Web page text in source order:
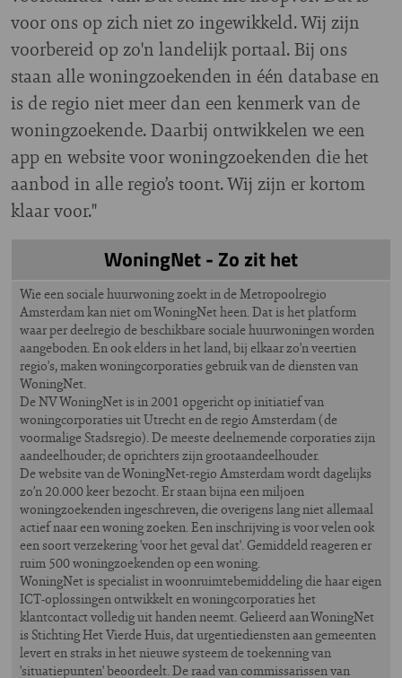
voor ons op zich niet zo ingewikkeld. Wij zijn
voorbereid op zo'n landelijk portaal. Bij ons
staan alle woningzoekenden in één database en
is de regio niet meer dan een kenmerk van de
woningzoekende. Daarbij ontwikkelen we een
app en website voor woningzoekenden die het
aanbod in alle regio’s toont. Wij zijn er kortom
klaar voor."
WoningNet - Zo zit het
Wie een sociale huurwoning zoekt in de Metropoolregio
Amsterdam kan niet om WoningNet heen. Dat is het platform
waar per deelregio de beschikbare sociale huurwoningen worden
aangeboden. En ook elders in het land, bij elkaar zo'n veertien
regio's, maken woningcorporaties gebruik van de diensten van
WoningNet.
De NV WoningNet is in 2001 opgericht op initiatief van
woningcorporaties uit Utrecht en de regio Amsterdam (de
voormalige Stadsregio). De meeste deelnemende corporaties zijn
aandeelhouder; de oprichters zijn grootaandeelhouder.
De website van de WoningNet-regio Amsterdam wordt dagelijks
zo’n 20.000 keer bezocht. Er staan bijna een miljoen
woningzoekenden ingeschreven, die overigens lang niet allemaal
actief naar een woning zoeken. Een inschrijving is voor velen ook
een soort verzekering 'voor het geval dat'. Gemiddeld reageren er
ruim 500 woningzoekenden op een woning.
WoningNet is specialist in woonruimtebemiddeling die haar eigen
ICT-oplossingen ontwikkelt en woningcorporaties het
klantcontact volledig uit handen neemt. Gelieerd aan WoningNet
is Stichting Het Vierde Huis, dat urgentiediensten aan gemeenten
levert en straks in het nieuwe systeem de toekenning van
'situatiepunten' beoordeelt. De raad van commissarissen van